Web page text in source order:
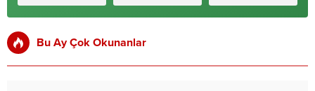
Bu Ay Çok Okunanlar